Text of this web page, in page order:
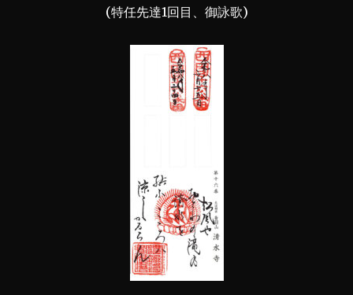
(特任先達1回目、御詠歌)